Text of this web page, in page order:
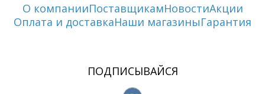
О компанииПоставщикамНовостиАкции
Оплата и доставкаНаши магазиныГарантия
ПОДПИСЫВАЙСЯ